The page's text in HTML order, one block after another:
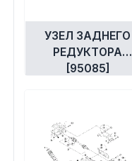
УЗЕЛ ЗАДНЕГО
РЕДУКТОРА
[95085]